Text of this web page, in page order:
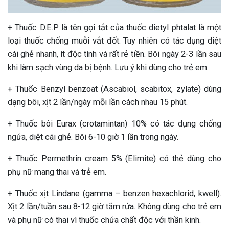
+ Thuốc D.E.P là tên gọi tắt của thuốc dietyl phtalat là một
loại thuốc chống muỗi vắt đốt. Tuy nhiên có tác dụng diệt
cái ghẻ nhanh, ít độc tính và rất rẻ tiền. Bôi ngày 2-3 lần sau
khi làm sạch vùng da bị bệnh. Lưu ý khi dùng cho trẻ em.
+ Thuốc Benzyl benzoat (Ascabiol, scabitox, zylate) dùng
dạng bôi, xịt 2 lần/ngày mỗi lần cách nhau 15 phút.
+ Thuốc bôi Eurax (crotamintan) 10% có tác dụng chống
ngứa, diệt cái ghẻ. Bôi 6-10 giờ 1 lần trong ngày.
+ Thuốc Permethrin cream 5% (Elimite) có thẻ dùng cho
phụ nữ mang thai và trẻ em.
+ Thuốc xịt Lindane (gamma – benzen hexachlorid, kwell).
Xịt 2 lần/tuần sau 8-12 giờ tắm rửa. Không dùng cho trẻ em
và phụ nữ có thai vì thuốc chứa chất độc với thần kinh.